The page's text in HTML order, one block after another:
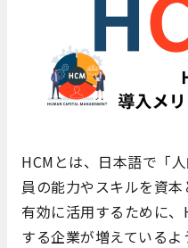
HCMとは、日本語で「
員の能力やスキルを資
有効に活用するために
する企業が増えているよ